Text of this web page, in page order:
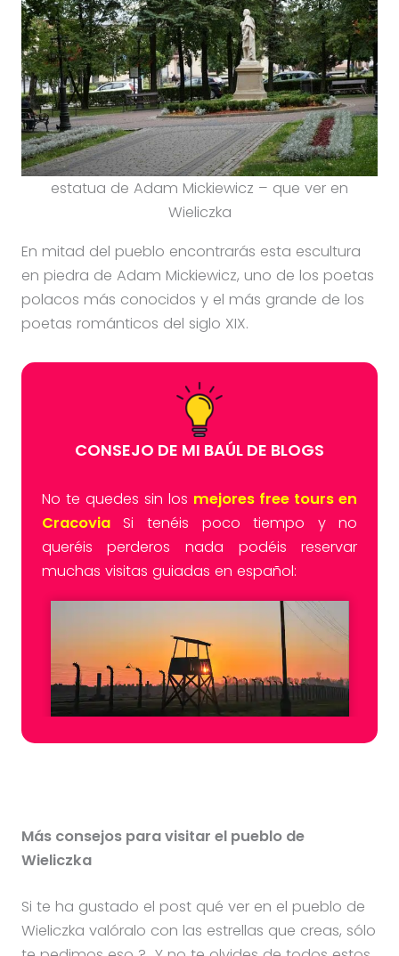
estatua de Adam Mickiewicz – que ver en
Wieliczka
En mitad del pueblo encontrarás esta escultura
en piedra de Adam Mickiewicz, uno de los poetas
polacos más conocidos y el más grande de los
poetas románticos del siglo XIX.
CONSEJO DE MI BAÚL DE BLOGS
No te quedes sin los mejores free tours en
CracoviaSi tenéis poco tiempo y no
queréis perderos nada podéis reservar
muchas visitas guiadas en español:
Más consejos para visitar el pueblo de
Wieliczka
Si te ha gustado el post qué ver en el pueblo de
Wieliczka valóralo con las estrellas que creas, sólo